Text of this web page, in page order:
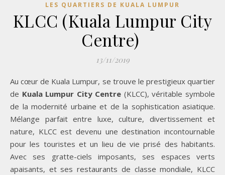
LES QUARTIERS DE KUALA LUMPUR
KLCC (Kuala Lumpur City
Centre)
13/11/2019
Au cœur de Kuala Lumpur, se trouve le prestigieux quartier
de Kuala Lumpur City Centre (KLCC), véritable symbole
de la modernité urbaine et de la sophistication asiatique.
Mélange parfait entre luxe, culture, divertissement et
nature, KLCC est devenu une destination incontournable
pour les touristes et un lieu de vie prisé des habitants.
Avec ses gratte-ciels imposants, ses espaces verts
apaisants, et ses restaurants de classe mondiale, KLCC